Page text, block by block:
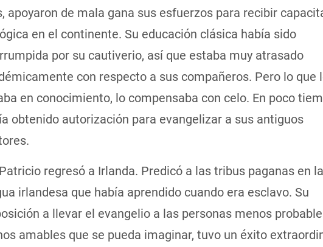
apoyaron de mala gana sus esfuerzos para recibir
en el continente. Su educación clásica había sido
por su cautiverio, así que estaba muy atrasado
con respecto a sus compañeros. Pero lo que
en conocimiento, lo compensaba con celo. En poco
obtenido autorización para evangelizar a sus antiguos
regresó a Irlanda. Predicó a las tribus paganas en la
irlandesa que había aprendido cuando era esclavo. Su
a llevar el evangelio a las personas menos
amables que se pueda imaginar, tuvo un éxito